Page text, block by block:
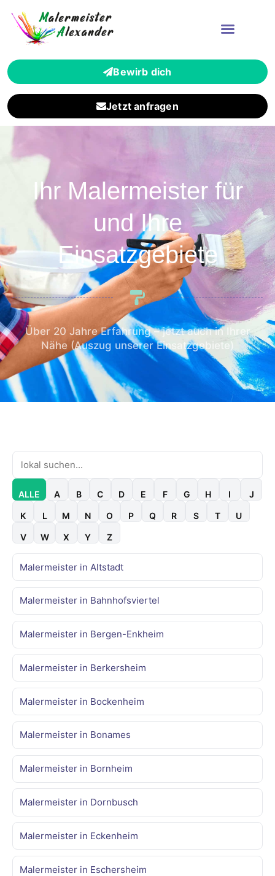
Bewirb dich
Jetzt anfragen
Ihr Malermeister für
und Ihre
Einsatzgebiete
Über 20 Jahre Erfahrung – jetzt auch in Ihrer
Nähe (Auszug unserer Einsatzgebiete)
ALLE A B C D E F G H I J
K L M N O P Q R S T U
V W X Y Z
Malermeister in Altstadt
Malermeister in Bahnhofsviertel
Malermeister in Bergen-Enkheim
Malermeister in Berkersheim
Malermeister in Bockenheim
Malermeister in Bonames
Malermeister in Bornheim
Malermeister in Dornbusch
Malermeister in Eckenheim
Malermeister in Eschersheim